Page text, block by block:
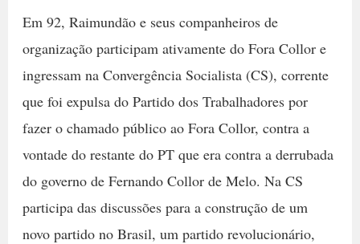
Em 92, Raimundão e seus companheiros de
organização participam ativamente do Fora Collor e
ingressam na Convergência Socialista (CS), corrente
que foi expulsa do Partido dos Trabalhadores por
fazer o chamado público ao Fora Collor, contra a
vontade do restante do PT que era contra a derrubada
do governo de Fernando Collor de Melo. Na CS
participa das discussões para a construção de um
novo partido no Brasil, um partido revolucionário,